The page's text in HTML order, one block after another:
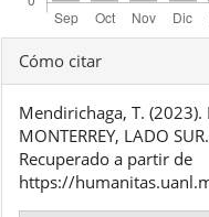
Detalles
del
artículo
Cómo citar
Mendirichaga, T. (2023).
MONTERREY, LADO SUR.
Recuperado a partir de
https://